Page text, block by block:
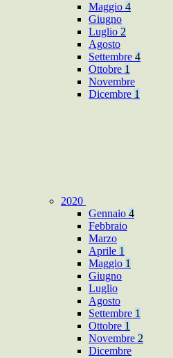
Maggio 4
Giugno
Luglio 2
Agosto
Settembre 4
Ottobre 1
Novembre
Dicembre 1
2020
Gennaio 4
Febbraio
Marzo
Aprile 1
Maggio 1
Giugno
Luglio
Agosto
Settembre 1
Ottobre 1
Novembre 2
Dicembre